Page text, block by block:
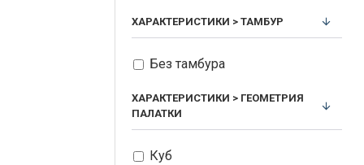
песочный
синий с принтом
ХАРАКТЕРИСТИКИ > ТАМБУР
Без тамбура
ХАРАКТЕРИСТИКИ > ГЕОМЕТРИЯ
ПАЛАТКИ
Куб